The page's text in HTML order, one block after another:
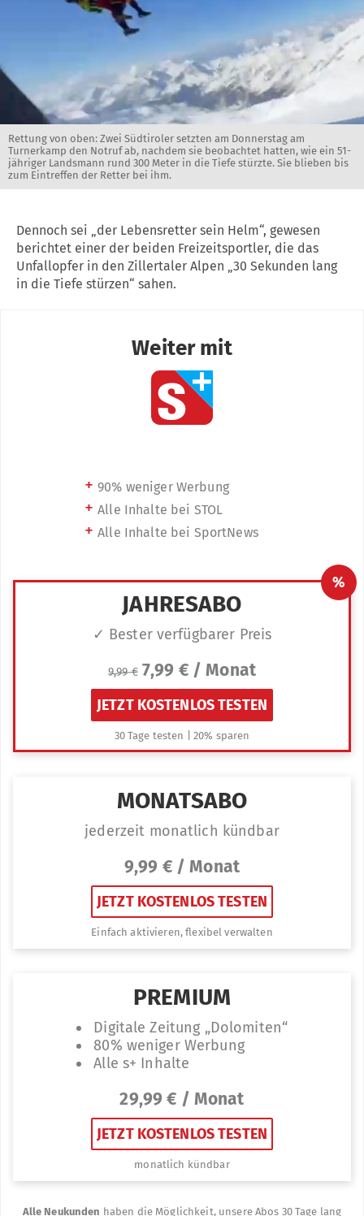
Rettung von oben: Zwei Südtiroler setzten am Donnerstag am
Turnerkamp den Notruf ab, nachdem sie beobachtet hatten, wie ein 51-
jähriger Landsmann rund 300 Meter in die Tiefe stürzte. Sie blieben bis
zum Eintreffen der Retter bei ihm.
Dennoch sei „der Lebensretter sein Helm“, gewesen
berichtet einer der beiden Freizeitsportler, die das
Unfallopfer in den Zillertaler Alpen „30 Sekunden lang
in die Tiefe stürzen“ sahen.